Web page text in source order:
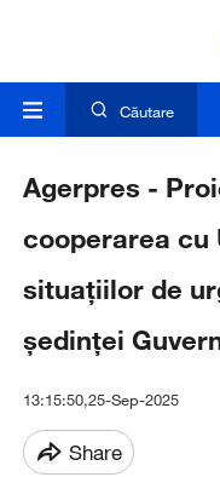
Căutare
Agerpres -
cooperarea cu
situațiilor de
ședinței
13:15:50,25-Sep-2025
Share